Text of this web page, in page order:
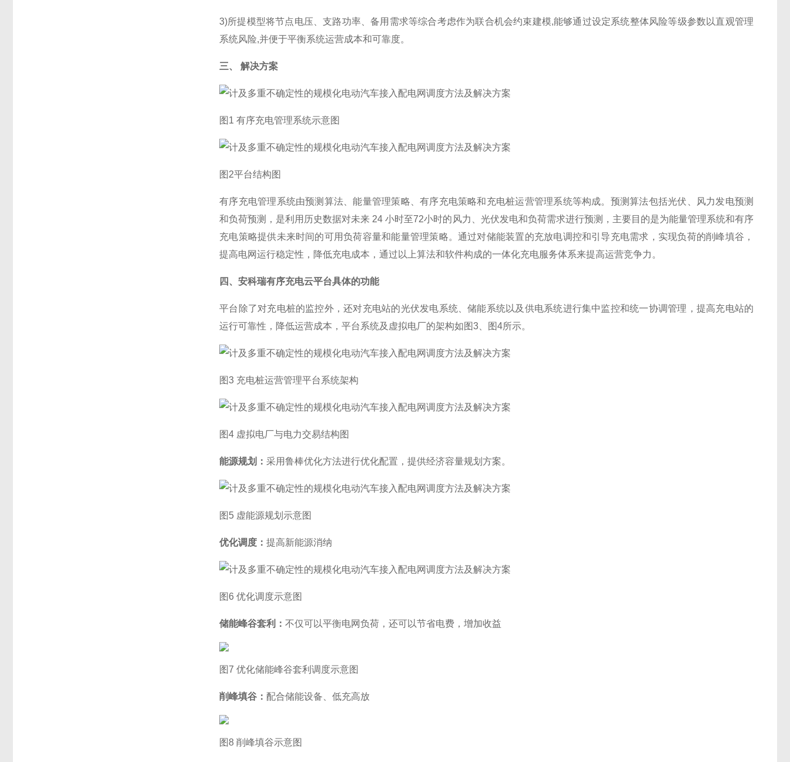
3)所提模型将节点电压、支路功率、备用需求等综合考虑作为联合机会约束建模,能够通过设定系统整体风险等级参数以直观管理
系统风险,并便于平衡系统运营成本和可靠度。
三、 解决方案
图1 有序充电管理系统示意图
图2平台结构图
有序充电管理系统由预测算法、能量管理策略、有序充电策略和充电桩运营管理系统等构成。预测算法包括光伏、风力发电预测
和负荷预测，是利用历史数据对未来 24 小时至72小时的风力、光伏发电和负荷需求进行预测，主要目的是为能量管理系统和有序
充电策略提供未来时间的可用负荷容量和能量管理策略。通过对储能装置的充放电调控和引导充电需求，实现负荷的削峰填谷，
提高电网运行稳定性，降低充电成本，通过以上算法和软件构成的一体化充电服务体系来提高运营竞争力。
四、安科瑞有序充电云平台具体的功能
平台除了对充电桩的监控外，还对充电站的光伏发电系统、储能系统以及供电系统进行集中监控和统一协调管理，提高充电站的
运行可靠性，降低运营成本，平台系统及虚拟电厂的架构如图3、图4所示。
图3 充电桩运营管理平台系统架构
图4 虚拟电厂与电力交易结构图
能源规划：采用鲁棒优化方法进行优化配置，提供经济容量规划方案。
图5 虚能源规划示意图
优化调度：提高新能源消纳
图6 优化调度示意图
储能峰谷套利：不仅可以平衡电网负荷，还可以节省电费，增加收益
图7 优化储能峰谷套利调度示意图
削峰填谷： 配合储能设备、低充高放
图8 削峰填谷示意图